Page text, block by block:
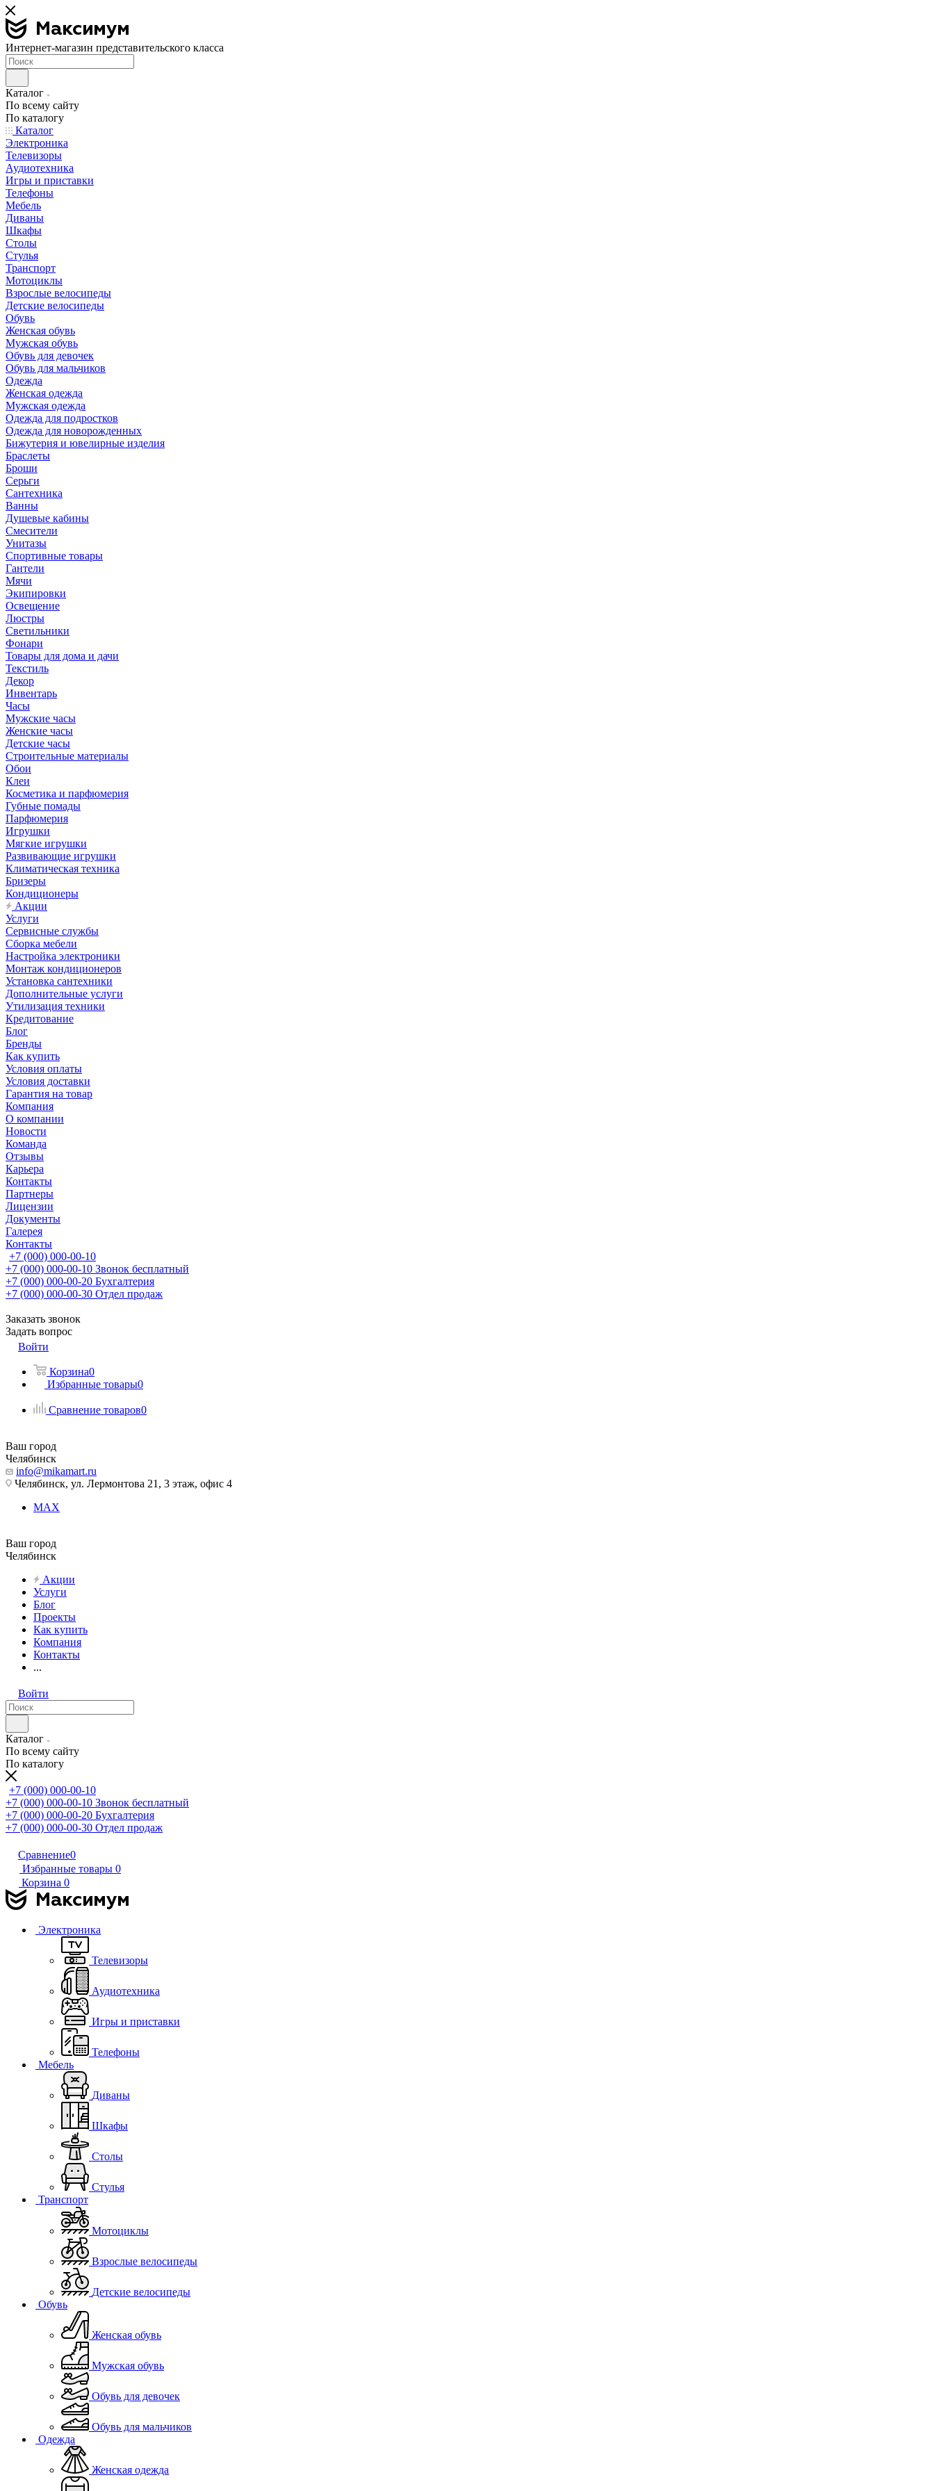
Интернет-магазин представительского класса
Каталог
По всему сайту
По каталогу
Каталог
Электроника
Телевизоры
Аудиотехника
Игры и приставки
Телефоны
Мебель
Диваны
Шкафы
Столы
Стулья
Транспорт
Мотоциклы
Взрослые велосипеды
Детские велосипеды
Обувь
Женская обувь
Мужская обувь
Обувь для девочек
Обувь для мальчиков
Одежда
Женская одежда
Мужская одежда
Одежда для подростков
Одежда для новорожденных
Бижутерия и ювелирные изделия
Браслеты
Броши
Серьги
Сантехника
Ванны
Душевые кабины
Смесители
Унитазы
Спортивные товары
Гантели
Мячи
Экипировки
Освещение
Люстры
Светильники
Фонари
Товары для дома и дачи
Текстиль
Декор
Инвентарь
Часы
Мужские часы
Женские часы
Детские часы
Строительные материалы
Обои
Клеи
Косметика и парфюмерия
Губные помады
Парфюмерия
Игрушки
Мягкие игрушки
Развивающие игрушки
Климатическая техника
Бризеры
Кондиционеры
Акции
Услуги
Сервисные службы
Сборка мебели
Настройка электроники
Монтаж кондиционеров
Установка сантехники
Дополнительные услуги
Утилизация техники
Кредитование
Блог
Бренды
Как купить
Условия оплаты
Условия доставки
Гарантия на товар
Компания
О компании
Новости
Команда
Отзывы
Карьера
Контакты
Партнеры
Лицензии
Документы
Галерея
Контакты
+7 (000) 000-00-10
+7 (000) 000-00-10 Звонок бесплатный
+7 (000) 000-00-20 Бухгалтерия
+7 (000) 000-00-30 Отдел продаж
Заказать звонок
Задать вопрос
Войти
Корзина0
Избранные товары0
Сравнение товаров0
Ваш город
Челябинск
info@mikamart.ru
Челябинск, ул. Лермонтова 21, 3 этаж, офис 4
MAX
Ваш город
Челябинск
Акции
Услуги
Блог
Проекты
Как купить
Компания
Контакты
...
Войти
Каталог
По всему сайту
По каталогу
+7 (000) 000-00-10
+7 (000) 000-00-10 Звонок бесплатный
+7 (000) 000-00-20 Бухгалтерия
+7 (000) 000-00-30 Отдел продаж
Сравнение0
Избранные товары 0
Корзина 0
Электроника
Телевизоры
Аудиотехника
Игры и приставки
Телефоны
Мебель
Диваны
Шкафы
Столы
Стулья
Транспорт
Мотоциклы
Взрослые велосипеды
Детские велосипеды
Обувь
Женская обувь
Мужская обувь
Обувь для девочек
Обувь для мальчиков
Одежда
Женская одежда